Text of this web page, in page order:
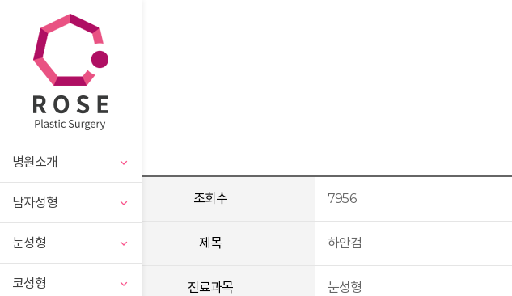
병원소개
남자성형
눈성형
코성형
조회수 7956
제목 하안검
진료과목 눈성형